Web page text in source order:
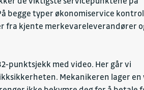
begge typer økonomiservice
fra kjente merkevareleverandører
punktsjekk med video. Her går vi
Mekanikeren lager en